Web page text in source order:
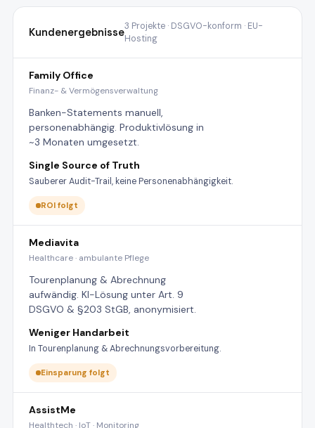
Kundenergebnisse3 Projekte · DSGVO-konform · EU-
Hosting
Family Office
Finanz- & Vermögensverwaltung
Banken-Statements manuell,
personenabhängig. Produktivlösung in
~3 Monaten umgesetzt.
Single Source of Truth
Sauberer Audit-Trail, keine Personenabhängigkeit.
ROI folgt
Mediavita
Healthcare · ambulante Pflege
Tourenplanung & Abrechnung
aufwändig. KI-Lösung unter Art. 9
DSGVO & §203 StGB, anonymisiert.
Weniger Handarbeit
In Tourenplanung & Abrechnungsvorbereitung.
Einsparung folgt
AssistMe
Healthtech · IoT · Monitoring